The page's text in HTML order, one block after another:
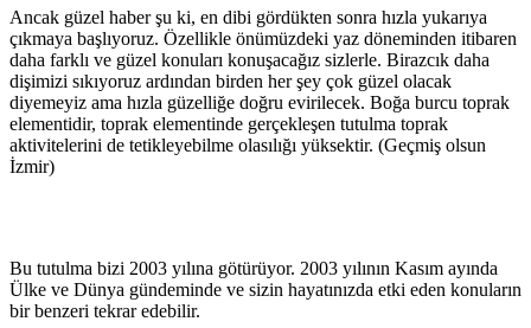
Ancak güzel haber şu ki, en dibi gördükten sonra hızla yukarıya
çıkmaya başlıyoruz. Özellikle önümüzdeki yaz döneminden itibaren
daha farklı ve güzel konuları konuşacağız sizlerle. Birazcık daha
dişimizi sıkıyoruz ardından birden her şey çok güzel olacak
diyemeyiz ama hızla güzelliğe doğru evirilecek. Boğa burcu toprak
elementidir, toprak elementinde gerçekleşen tutulma toprak
aktivitelerini de tetikleyebilme olasılığı yüksektir. (Geçmiş olsun
İzmir)
Bu tutulma bizi 2003 yılına götürüyor. 2003 yılının Kasım ayında
Ülke ve Dünya gündeminde ve sizin hayatınızda etki eden konuların
bir benzeri tekrar edebilir.